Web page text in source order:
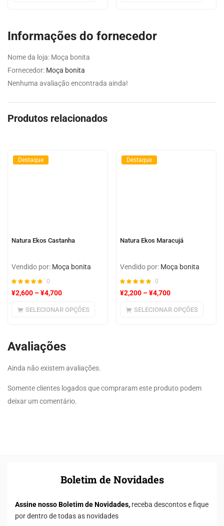
Informações do fornecedor
Nome da loja: Moça bonita
Fornecedor: Moça bonita
Nenhuma avaliação encontrada ainda!
Produtos relacionados
Destaque
Natura Ekos Castanha
Vendido por: Moça bonita
0
¥2,600 –¥4,700
SELECIONAR OPÇÕES
Destaque
Natura Ekos Maracujá
Vendido por: Moça bonita
0
¥2,200 –¥4,700
SELECIONAR OPÇÕES
Avaliações
Ainda não existem avaliações.
Somente clientes logados que compraram este produto podem
deixar um comentário.
Boletim de Novidades
Assine nosso Boletim de Novidades, receba descontos e fique
por dentro de todas as novidades